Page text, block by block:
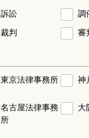
訴訟
調
裁判
審
東京法律事務所 神
名古屋法律事務
所
大